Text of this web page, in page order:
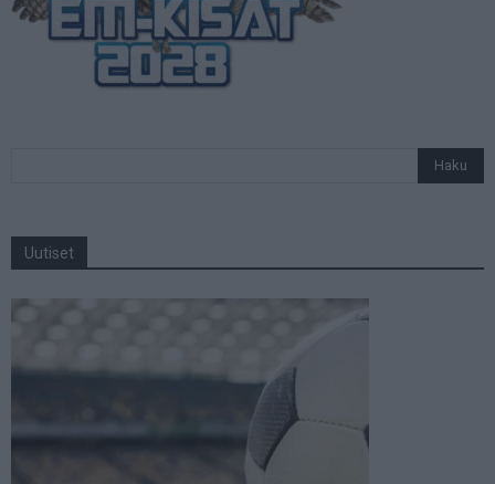
Uutiset